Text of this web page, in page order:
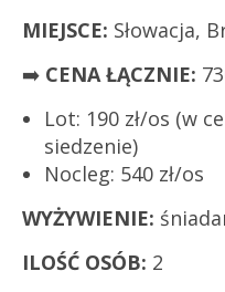
MIEJSCE: Słowacja,
➡️ CENA ŁĄCZNIE:
Lot: 190 zł/os (w
siedzenie)
Nocleg: 540 zł/os
WYŻYWIENIE:
ILOŚĆ OSÓB: 2